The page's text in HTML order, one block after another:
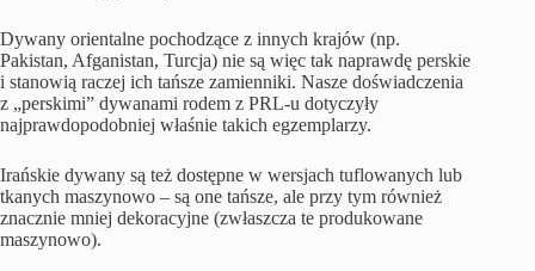
Dywany orientalne pochodzące z innych krajów (np.
Pakistan, Afganistan, Turcja) nie są więc tak naprawdę perskie
i stanowią raczej ich tańsze zamienniki. Nasze doświadczenia
z „perskimi” dywanami rodem z PRL-u dotyczyły
najprawdopodobniej właśnie takich egzemplarzy.
Irańskie dywany są też dostępne w wersjach tuflowanych lub
tkanych maszynowo – są one tańsze, ale przy tym również
znacznie mniej dekoracyjne (zwłaszcza te produkowane
maszynowo).